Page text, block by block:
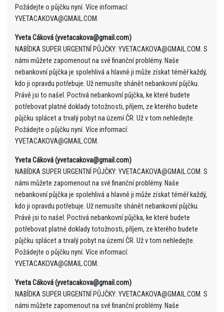
Požádejte o půjčku nyní. Více informací:
YVETACAKOVA@GMAIL.COM.
Yveta Cáková (yvetacakova@gmail.com)
NABÍDKA SUPER URGENTNÍ PŮJČKY: YVETACAKOVA@GMAIL.COM. S
námi můžete zapomenout na své finanční problémy. Naše
nebankovní půjčka je spolehlivá a hlavně ji může získat téměř každý,
kdo ji opravdu potřebuje. Už nemusíte shánět nebankovní půjčku.
Právě jsi to našel. Poctivá nebankovní půjčka, ke které budete
potřebovat platné doklady totožnosti, příjem, ze kterého budete
půjčku splácet a trvalý pobyt na území ČR. Už v tom nehledejte.
Požádejte o půjčku nyní. Více informací:
YVETACAKOVA@GMAIL.COM.
Yveta Cáková (yvetacakova@gmail.com)
NABÍDKA SUPER URGENTNÍ PŮJČKY: YVETACAKOVA@GMAIL.COM. S
námi můžete zapomenout na své finanční problémy. Naše
nebankovní půjčka je spolehlivá a hlavně ji může získat téměř každý,
kdo ji opravdu potřebuje. Už nemusíte shánět nebankovní půjčku.
Právě jsi to našel. Poctivá nebankovní půjčka, ke které budete
potřebovat platné doklady totožnosti, příjem, ze kterého budete
půjčku splácet a trvalý pobyt na území ČR. Už v tom nehledejte.
Požádejte o půjčku nyní. Více informací:
YVETACAKOVA@GMAIL.COM.
Yveta Cáková (yvetacakova@gmail.com)
NABÍDKA SUPER URGENTNÍ PŮJČKY: YVETACAKOVA@GMAIL.COM. S
námi můžete zapomenout na své finanční problémy. Naše